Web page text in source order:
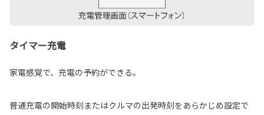
タイマー充電
家電感覚で、充電の予約ができる。
普通充電の開始時刻またはクルマの出発時刻をあらかじめ設定で